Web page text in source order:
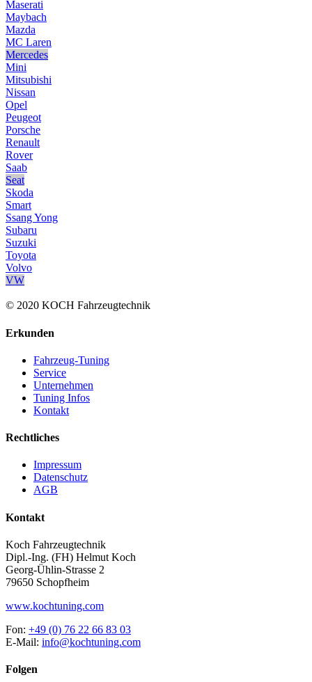
Maserati
Maybach
Mazda
MC Laren
Mercedes
Mini
Mitsubishi
Nissan
Opel
Peugeot
Porsche
Renault
Rover
Saab
Seat
Skoda
Smart
Ssang Yong
Subaru
Suzuki
Toyota
Volvo
VW
© 2020 KOCH Fahrzeugtechnik
Erkunden
Fahrzeug-Tuning
Service
Unternehmen
Tuning Infos
Kontakt
Rechtliches
Impressum
Datenschutz
AGB
Kontakt
Koch Fahrzeugtechnik
Dipl.-Ing. (FH) Helmut Koch
Georg-Ühlin-Strasse 2
79650 Schopfheim
www.kochtuning.com
Fon: +49 (0) 76 22 66 83 03
E-Mail: info@kochtuning.com
Folgen